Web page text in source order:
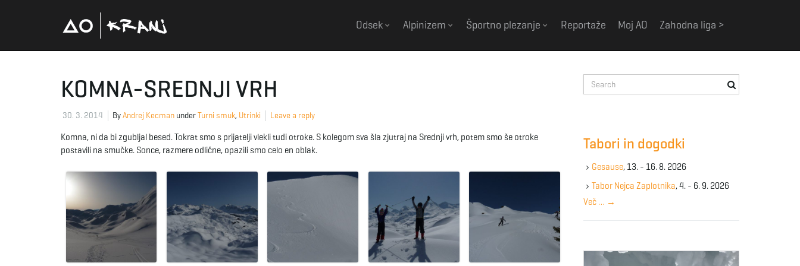
Odsek Alpinizem Športno plezanje Reportaže Moj AO Zahodna liga >
KOMNA-SREDNJI VRH
30. 3. 2014 ByAndrej Kecman underTurni smuk, Utrinki Leave a reply
Komna, ni da bi zgubljal besed. Tokrat smo s prijatelji vlekli tudi otroke. S kolegom sva šla zjutraj na Srednji vrh, potem smo še otroke
postavili na smučke. Sonce, razmere odlične, opazili smo celo en oblak.
e
e
y
w
r
Tabori in dogodki
Gesause, 13. - 16. 8. 2026
Tabor Nejca Zaplotnika, 4. - 6. 9. 2026
Več … →